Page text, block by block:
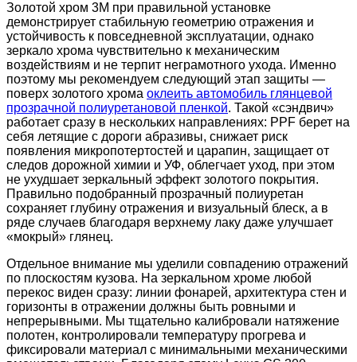
Золотой хром 3M при правильной установке
демонстрирует стабильную геометрию отражения и
устойчивость к повседневной эксплуатации, однако
зеркало хрома чувствительно к механическим
воздействиям и не терпит неграмотного ухода. Именно
поэтому мы рекомендуем следующий этап защиты —
поверх золотого хрома оклеить автомобиль глянцевой
прозрачной полиуретановой пленкой. Такой «сэндвич»
работает сразу в нескольких направлениях: PPF берет на
себя летящие с дороги абразивы, снижает риск
появления микропотертостей и царапин, защищает от
следов дорожной химии и УФ, облегчает уход, при этом
не ухудшает зеркальный эффект золотого покрытия.
Правильно подобранный прозрачный полиуретан
сохраняет глубину отражения и визуальный блеск, а в
ряде случаев благодаря верхнему лаку даже улучшает
«мокрый» глянец.
Отдельное внимание мы уделили совпадению отражений
по плоскостям кузова. На зеркальном хроме любой
перекос виден сразу: линии фонарей, архитектура стен и
горизонты в отражении должны быть ровными и
непрерывными. Мы тщательно калибровали натяжение
полотен, контролировали температуру прогрева и
фиксировали материал с минимальными механическими